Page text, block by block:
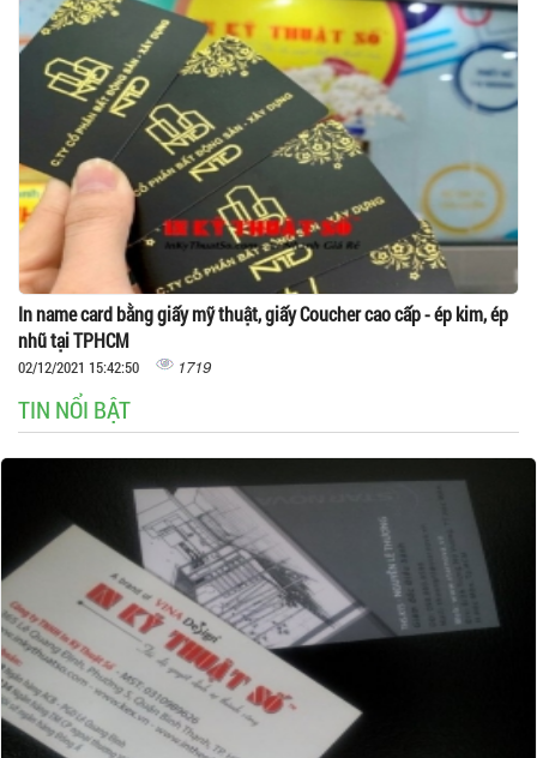
In name card bằng giấy mỹ thuật, giấy Coucher cao cấp - ép kim, ép
nhũ tại TPHCM
02/12/2021 15:42:50 1719
TIN NỔI BẬT